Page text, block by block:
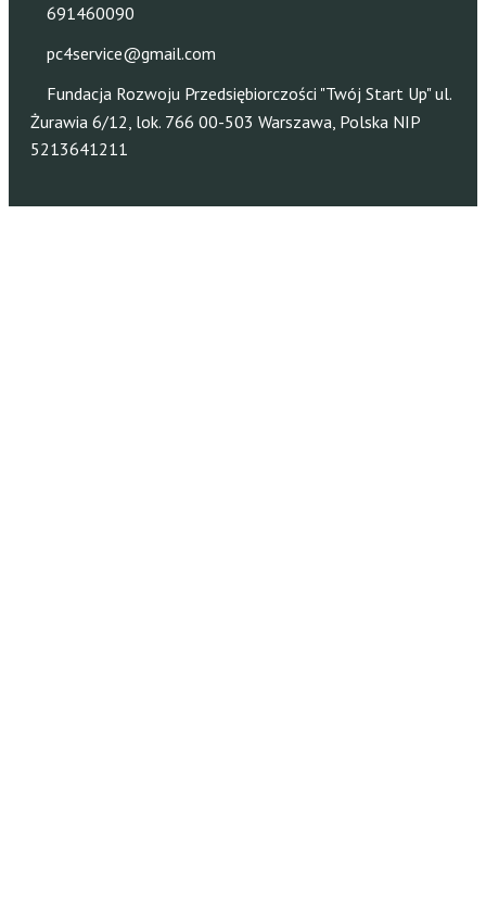
691460090
pc4service@gmail.com
Fundacja Rozwoju Przedsiębiorczości "Twój Start Up" ul.
Żurawia 6/12, lok. 766 00-503 Warszawa, Polska NIP
5213641211